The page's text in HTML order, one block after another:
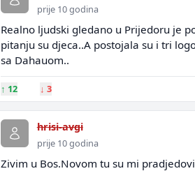
prije 10 godina
Realno ljudski gledano u Prijedoru je
pitanju su djeca..A postojala su i tri
sa Dahauom..
↑ 12 ↓ 3
hrisi-avgi
prije 10 godina
Zivim u Bos.Novom tu su mi